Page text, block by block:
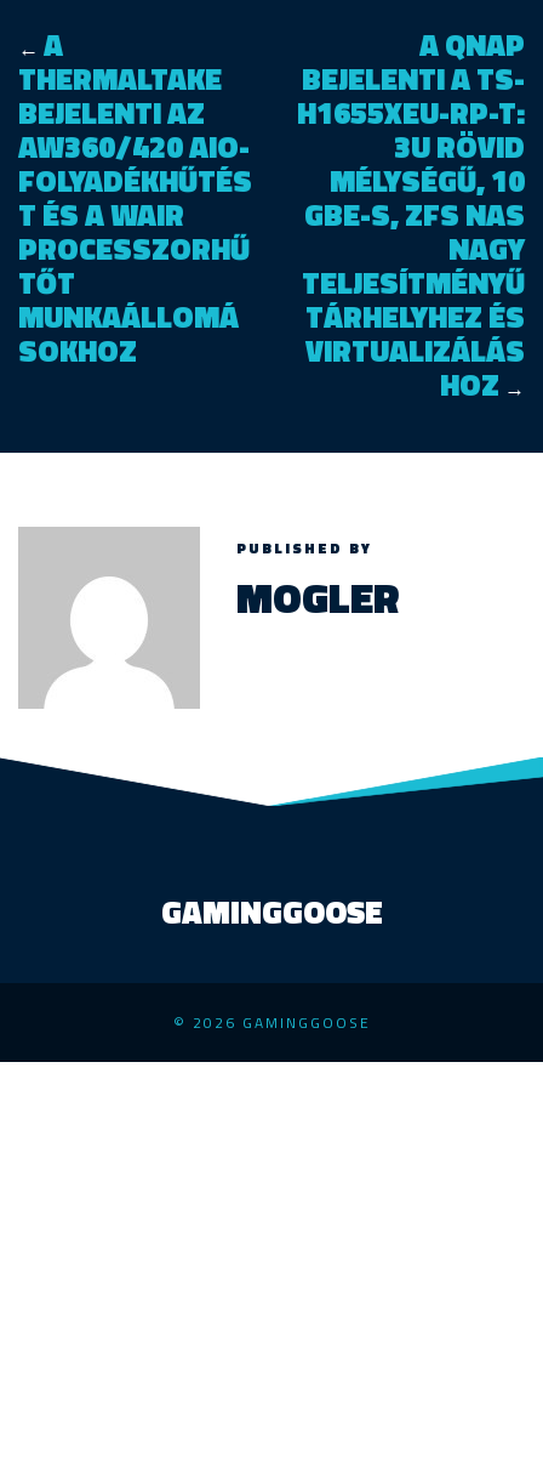
← A
THERMALTAKE
BEJELENTI AZ
AW360/420 AIO-
FOLYADÉKHŰTÉS
T ÉS A WAIR
PROCESSZORHŰ
TŐT
MUNKAÁLLOMÁ
SOKHOZ
A QNAP
BEJELENTI A TS-
H1655XEU-RP-T:
3U RÖVID
MÉLYSÉGŰ, 10
GBE-S, ZFS NAS
NAGY
TELJESÍTMÉNYŰ
TÁRHELYHEZ ÉS
VIRTUALIZÁLÁS
HOZ →
PUBLISHED BY
MOGLER
GAMINGGOOSE
© 2026 GAMINGGOOSE